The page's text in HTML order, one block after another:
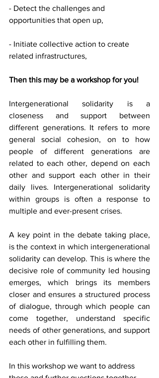
- Detect the challenges and
opportunities that open up,
- Initiate collective action to create
related infrastructures,
Then this may be a workshop for you!
Intergenerational solidarity is a
closeness and support between
different generations. It refers to more
general social cohesion, on to how
people of different generations are
related to each other, depend on each
other and support each other in their
daily lives. Intergenerational solidarity
within groups is often a response to
multiple and ever-present crises.
A key point in the debate taking place,
is the context in which intergenerational
solidarity can develop. This is where the
decisive role of community led housing
emerges, which brings its members
closer and ensures a structured process
of dialogue, through which people can
come together, understand specific
needs of other generations, and support
each other in fulfilling them.
In this workshop we want to address